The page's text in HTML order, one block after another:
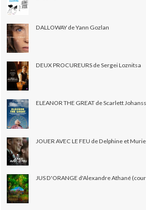
DALLOWAY de Yann Gozlan
DEUX PROCUREURS de Sergei Loznitsa
ELEANOR THE GREAT de Scarlett
JOUER AVEC LE FEU de Delphine et
JUS D'ORANGE d'Alexandre Athané